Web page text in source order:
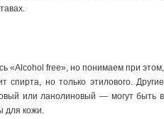
«Alcohol free», но понимаем при этом,
спирта, но только этилового. Другие
или ланолиновый — могут быть в
для кожи.